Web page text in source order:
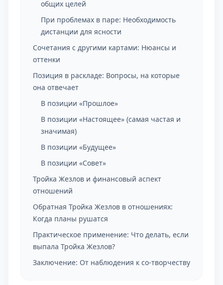
общих целей
При проблемах в паре: Необходимость
дистанции для ясности
Сочетания с другими картами: Нюансы и
оттенки
Позиция в раскладе: Вопросы, на которые
она отвечает
В позиции «Прошлое»
В позиции «Настоящее» (самая частая и
значимая)
В позиции «Будущее»
В позиции «Совет»
Тройка Жезлов и финансовый аспект
отношений
Обратная Тройка Жезлов в отношениях:
Когда планы рушатся
Практическое применение: Что делать, если
выпала Тройка Жезлов?
Заключение: От наблюдения к со-творчеству